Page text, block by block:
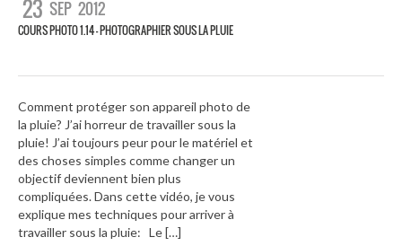
23 SEP 2012
COURS PHOTO 1.14 – PHOTOGRAPHIER SOUS LA PLUIE
Comment protéger son appareil photo de
la pluie? J’ai horreur de travailler sous la
pluie! J’ai toujours peur pour le matériel et
des choses simples comme changer un
objectif deviennent bien plus
compliquées. Dans cette vidéo, je vous
explique mes techniques pour arriver à
travailler sous la pluie: Le […]